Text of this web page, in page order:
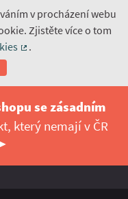
v procházení webu
Zjistěte více o tom
.
se zásadním
který nemají v ČR